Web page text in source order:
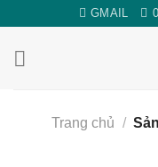
content
GMAIL
Trang chủ /